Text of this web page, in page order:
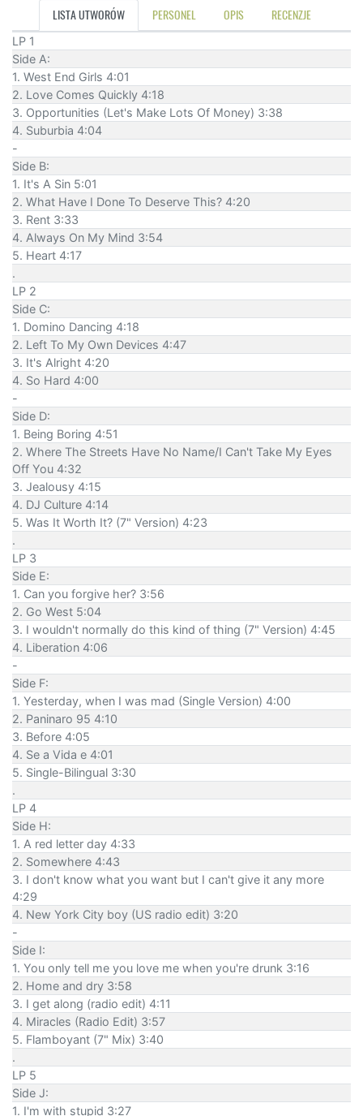
LISTA UTWORÓW PERSONEL OPIS RECENZJE
LP 1
Side A:
1. West End Girls 4:01
2. Love Comes Quickly 4:18
3. Opportunities (Let's Make Lots Of Money) 3:38
4. Suburbia 4:04
-
Side B:
1. It's A Sin 5:01
2. What Have I Done To Deserve This? 4:20
3. Rent 3:33
4. Always On My Mind 3:54
5. Heart 4:17
.
LP 2
Side C:
1. Domino Dancing 4:18
2. Left To My Own Devices 4:47
3. It's Alright 4:20
4. So Hard 4:00
-
Side D:
1. Being Boring 4:51
2. Where The Streets Have No Name/I Can't Take My Eyes
Off You 4:32
3. Jealousy 4:15
4. DJ Culture 4:14
5. Was It Worth It? (7" Version) 4:23
.
LP 3
Side E:
1. Can you forgive her? 3:56
2. Go West 5:04
3. I wouldn't normally do this kind of thing (7" Version) 4:45
4. Liberation 4:06
-
Side F:
1. Yesterday, when I was mad (Single Version) 4:00
2. Paninaro 95 4:10
3. Before 4:05
4. Se a Vida e 4:01
5. Single-Bilingual 3:30
.
LP 4
Side H:
1. A red letter day 4:33
2. Somewhere 4:43
3. I don't know what you want but I can't give it any more
4:29
4. New York City boy (US radio edit) 3:20
-
Side I:
1. You only tell me you love me when you're drunk 3:16
2. Home and dry 3:58
3. I get along (radio edit) 4:11
4. Miracles (Radio Edit) 3:57
5. Flamboyant (7" Mix) 3:40
.
LP 5
Side J:
1. I'm with stupid 3:27